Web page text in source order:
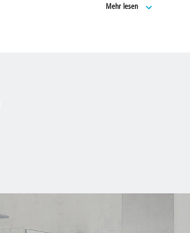
Umfangreiches
Mehr lesen